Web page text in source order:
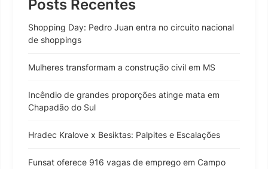
Posts Recentes
Shopping Day: Pedro Juan entra no circuito nacional
de shoppings
Mulheres transformam a construção civil em MS
Incêndio de grandes proporções atinge mata em
Chapadão do Sul
Hradec Kralove x Besiktas: Palpites e Escalações
Funsat oferece 916 vagas de emprego em Campo